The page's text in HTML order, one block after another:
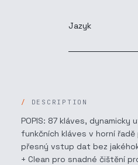
Jazyk
DESCRIPTION
POPIS: 87 kláves,
funkčních kláves v horní
přesný vstup dat bez
+ Clean pro snadné čištění